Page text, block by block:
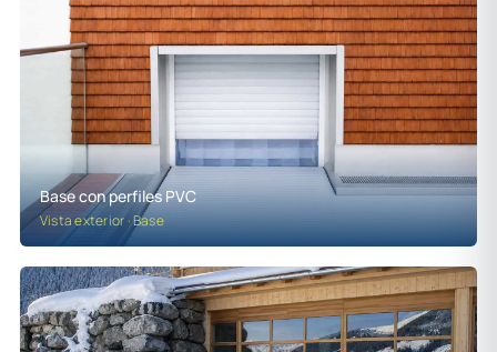
Base con perfiles PVC
Vista exterior · Base